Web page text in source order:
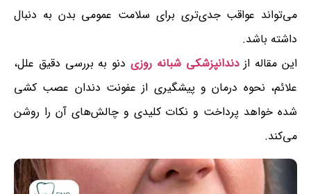
می‌تواند عواقب جدی‌تری برای سلامت عمومی بدن به دنبال
داشته باشد.
این مقاله ازدندانپزشکی شبانه روزی دنو به بررسی دقیق علل،
علائم، نحوه درمان و پیشگیری از عفونت دندان عصب کشی
شده خواهد پرداخت و نکات کلیدی و چالش‌های آن را روشن
می‌کند.